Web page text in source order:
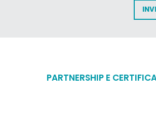
PARTNERSHIP E